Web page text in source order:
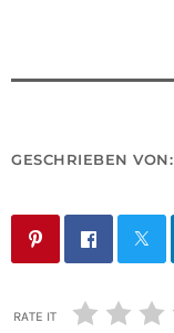
GESCHRIEBEN VON:
RATE IT